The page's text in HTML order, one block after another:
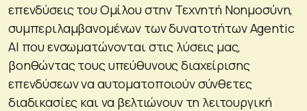
επενδύσεις του Ομίλου στην Τεχνητή Νοημοσύνη,
συμπεριλαμβανομένων των δυνατοτήτων Agentic
AI που ενσωματώνονται στις λύσεις μας,
βοηθώντας τους υπεύθυνους διαχείρισης
επενδύσεων να αυτοματοποιούν σύνθετες
διαδικασίες και να βελτιώνουν τη λειτουργική